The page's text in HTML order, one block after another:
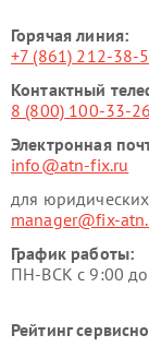
Горячая линия:
+7 (861) 212-38-
Контактный
8 (800) 100-33-26
Электронная
info@atn-fix.ru
для
manager@fix-
График работы:
ПН-ВСК с 9:00
Рейтинг